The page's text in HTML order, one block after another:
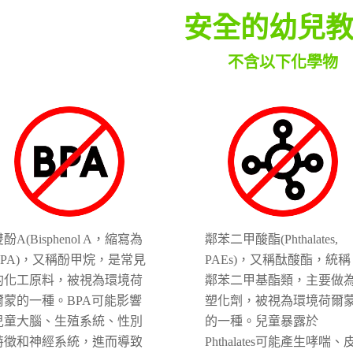
安全的幼兒
不含以下化學物
酚A(Bisphenol A，縮寫為
，又稱酚甲烷，是常見
化工原料，被視為環境荷
蒙的一種。BPA可能影響
童大腦、生殖系統、性別
徵和神經系統，進而導致
鄰苯二甲酸酯(Phthalates,
PAEs)，又稱酞酸酯，統稱
鄰苯二甲基酯類，主要做
塑化劑，被視為環境荷爾
的一種。兒童暴露於
Phthalates可能產生哮喘、